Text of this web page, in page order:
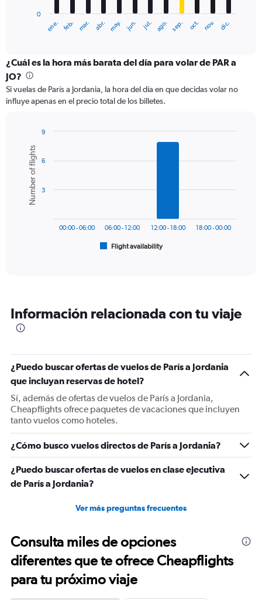
categories.
Range:
12
categories.
The
axis
displaying
values.
Range:
ene. feb. mar. abr. may. jun. jul. ago. sep. oct. nov. dic.
0
¿Cuál es la hora más barata del día para volar de PAR a
JO?
Si vuelas de París a Jordania, la hora del día en que decidas volar no
influye apenas en el precio total de los billetes.
chart
with
bars.
The
categories.
The
Y
axis
displaying
Number
of
flights.
0
to
9.
Chart
graphic.
Number of flights
Flight availability
00:00 - 06:00 06:00 - 12:00 12:00 - 18:00 18:00 - 00:00
3
6
9
Información relacionada con tu viaje
¿Puedo buscar ofertas de vuelos de París a Jordania
que incluyan reservas de hotel?
Sí, además de ofertas de vuelos de París a Jordania,
Cheapflights ofrece paquetes de vacaciones que incluyen
tanto vuelos como hoteles.
¿Cómo busco vuelos directos de París a Jordania?
¿Puedo buscar ofertas de vuelos en clase ejecutiva
de París a Jordania?
Ver más preguntas frecuentes
Consulta miles de opciones
diferentes que te ofrece Cheapflights
para tu próximo viaje